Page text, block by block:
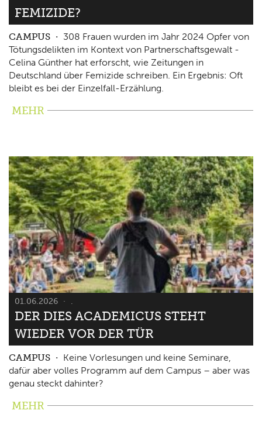
FEMIZIDE?
CAMPUS
308 Frauen wurden im Jahr 2024 Opfer von
Tötungsdelikten im Kontext von Partnerschaftsgewalt -
Celina Günther hat erforscht, wie Zeitungen in
Deutschland über Femizide schreiben. Ein Ergebnis: Oft
bleibt es bei der Einzelfall-Erzählung.
MEHR
01.06.2026 .
DER DIES ACADEMICUS STEHT
WIEDER VOR DER TÜR
CAMPUS
Keine Vorlesungen und keine Seminare,
dafür aber volles Programm auf dem Campus – aber was
genau steckt dahinter?
MEHR